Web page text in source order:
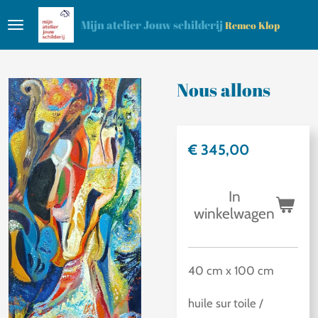
Ga
de
hoofdinhoud
Mijn atelier Jouw schilderij Remco Klop
Nous allons
€ 345,00
In
winkelwagen
40 cm x 100 cm
huile sur toile /